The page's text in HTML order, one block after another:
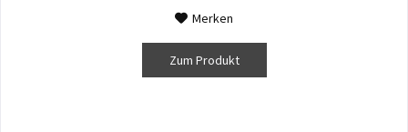
Merken
Zum Produkt